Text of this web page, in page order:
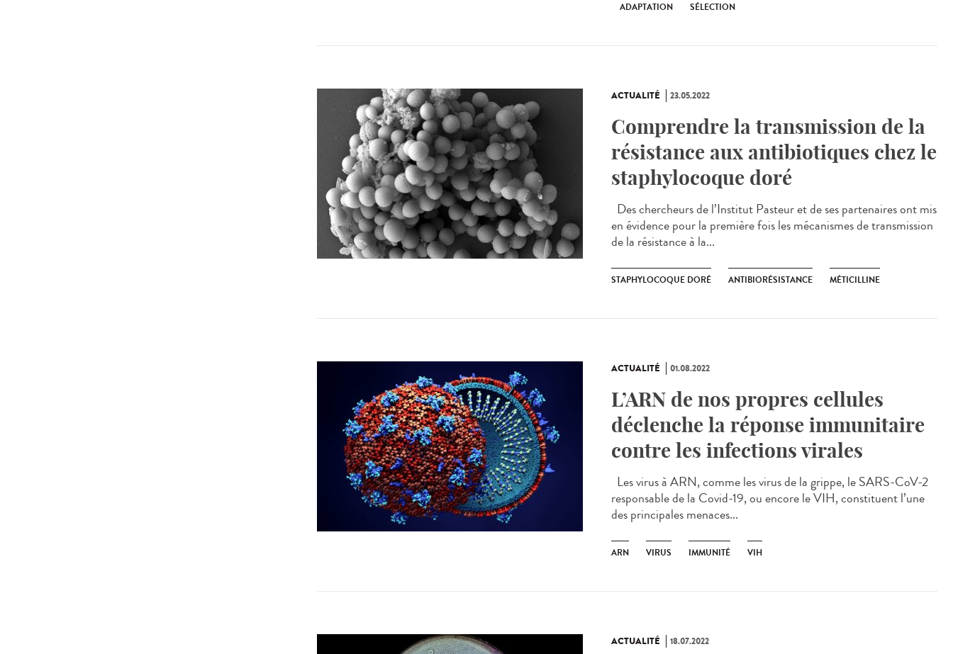
ADAPTATION SÉLECTION
ACTUALITÉ 23.05.2022
Comprendre la transmission de la
résistance aux antibiotiques chez le
staphylocoque doré
Des chercheurs de l’Institut Pasteur et de ses partenaires ont mis
en évidence pour la première fois les mécanismes de transmission
de la résistance à la...
STAPHYLOCOQUE DORÉ ANTIBIORÉSISTANCE MÉTICILLINE
ACTUALITÉ 01.08.2022
L’ARN de nos propres cellules
déclenche la réponse immunitaire
contre les infections virales
Les virus à ARN, comme les virus de la grippe, le SARS-CoV-2
responsable de la Covid-19, ou encore le VIH, constituent l’une
des principales menaces...
ARN VIRUS IMMUNITÉ VIH
ACTUALITÉ 18.07.2022